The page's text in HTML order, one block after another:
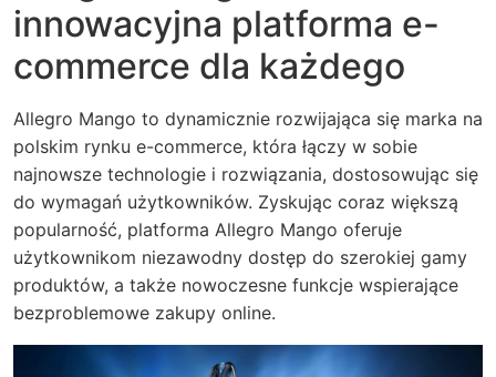
innowacyjna platforma e-
commerce dla każdego
Allegro Mango to dynamicznie rozwijająca się marka na
polskim rynku e-commerce, która łączy w sobie
najnowsze technologie i rozwiązania, dostosowując się
do wymagań użytkowników. Zyskując coraz większą
popularność, platforma Allegro Mango oferuje
użytkownikom niezawodny dostęp do szerokiej gamy
produktów, a także nowoczesne funkcje wspierające
bezproblemowe zakupy online.